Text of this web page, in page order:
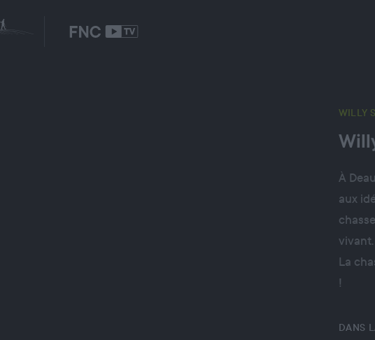
WILLY
À
aux
La
!
DANS